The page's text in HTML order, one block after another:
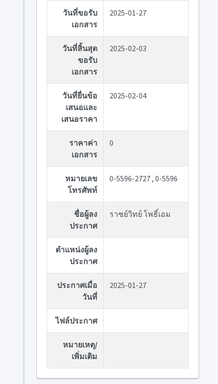
วันที่ขอรับ
เอกสาร
2025-01-27
วันที่สิ้นสุด
ขอรับ
เอกสาร
2025-02-03
วันที่ยื่นข้อ
เสนอและ
เสนอราคา
2025-02-04
ราคาค่า
เอกสาร
0
หมายเลข
โทรศัพท์
0-5596-2727 , 0-5596
ชื่อผู้ลง
ประกาศ
ราชย์วิทย์ โพธิ์เอม
ตำแหน่งผู้ลง
ประกาศ
ประกาศเมื่อ
วันที่
2025-01-27
ไฟล์ประกาศ
หมายเหตุ/
เพิ่มเติม